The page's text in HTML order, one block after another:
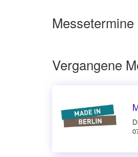
Vergangene